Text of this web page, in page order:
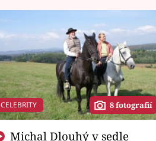
CELEBRITY 8 fotografií